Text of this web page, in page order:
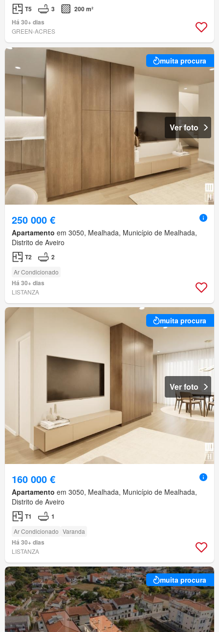
T5 3
200 m²
Há 30+ dias
GREEN-ACRES
muita procura
Ver foto
250 000 €
Apartamento em 3050, Mealhada, Município de Mealhada,
Distrito de Aveiro
T2 2
Ar Condicionado
Há 30+ dias
LISTANZA
muita procura
Ver foto
160 000 €
Apartamento em 3050, Mealhada, Município de Mealhada,
Distrito de Aveiro
T1 1
Ar Condicionado Varanda
Há 30+ dias
LISTANZA
muita procura